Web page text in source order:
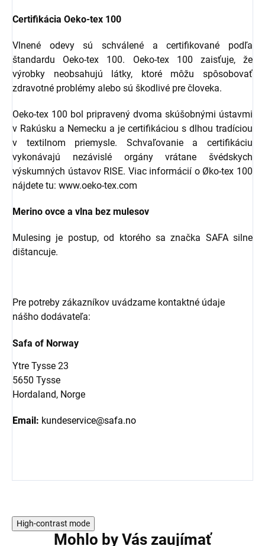
Certifikácia Oeko-tex 100
Vlnené odevy sú schválené a certifikované podľa
štandardu Oeko-tex 100. Oeko-tex 100 zaisťuje, že
výrobky neobsahujú látky, ktoré môžu spôsobovať
zdravotné problémy alebo sú škodlivé pre človeka.
Oeko-tex 100 bol pripravený dvoma skúšobnými ústavmi
v Rakúsku a Nemecku a je certifikáciou s dlhou tradíciou
v textilnom priemysle. Schvaľovanie a certifikáciu
vykonávajú nezávislé orgány vrátane švédskych
výskumných ústavov RISE. Viac informácií o Øko-tex 100
nájdete tu: www.oeko-tex.com
Merino ovce a vlna bez mulesov
Mulesing je postup, od ktorého sa značka SAFA silne
dištancuje.
Pre potreby zákazníkov uvádzame kontaktné údaje
nášho dodávateľa:
Safa of Norway
Ytre Tysse 23
5650 Tysse
Hordaland, Norge
Email: kundeservice@safa.no
High-contrast mode
Mohlo by Vás zaujímať